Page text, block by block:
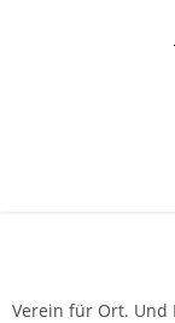
Verein für Ort. Und